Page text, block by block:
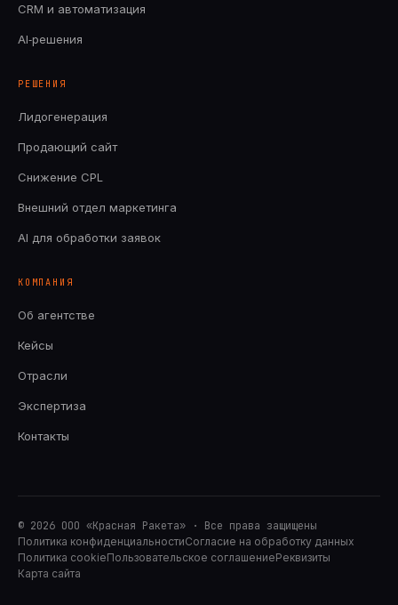
CRM и автоматизация
AI‑решения
РЕШЕНИЯ
Лидогенерация
Продающий сайт
Снижение CPL
Внешний отдел маркетинга
AI для обработки заявок
КОМПАНИЯ
Об агентстве
Кейсы
Отрасли
Экспертиза
Контакты
© 2026 ООО «Красная Ракета» · Все права защищены
Политика конфиденциальностиСогласие на обработку данных
Политика cookieПользовательское соглашениеРеквизиты
Карта сайта